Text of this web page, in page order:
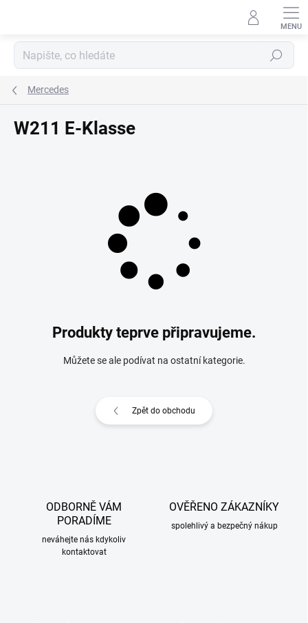
Hledat
Mercedes
W211 E-Klasse
Produkty teprve připravujeme.
Můžete se ale podívat na ostatní kategorie.
Zpět do obchodu
ODBORNĚ VÁM
PORADÍME
neváhejte nás kdykoliv
kontaktovat
OVĚŘENO ZÁKAZNÍKY
spolehlivý a bezpečný nákup